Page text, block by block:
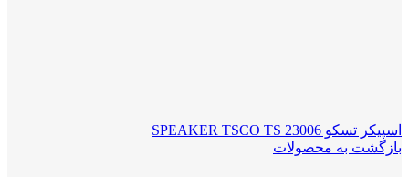
اسپیکر تسکو SPEAKER TSCO TS 23006
بازگشت به محصولات